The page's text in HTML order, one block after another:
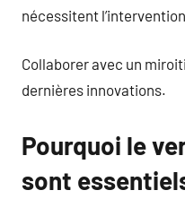
nécessitent
Collaborer avec un
dernières innovations.
Pourquoi le
sont